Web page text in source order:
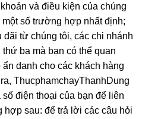
và điều kiện của chúng
số trường hợp nhất định;
đãi từ chúng tôi, các chi nhánh
ba mà bạn có thể quan
danh cho các khách hàng
ThucphamchayThanhDung
điện thoại của bạn để liên
hợp sau: để trả lời các câu hỏi